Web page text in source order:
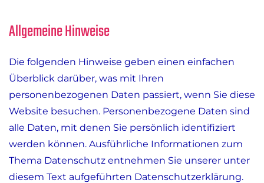
Allgemeine Hinweise
Die folgenden Hinweise geben einen einfachen
Überblick darüber, was mit Ihren
personenbezogenen Daten passiert, wenn Sie diese
Website besuchen. Personenbezogene Daten sind
alle Daten, mit denen Sie persönlich identifiziert
werden können. Ausführliche Informationen zum
Thema Datenschutz entnehmen Sie unserer unter
diesem Text aufgeführten Datenschutzerklärung.